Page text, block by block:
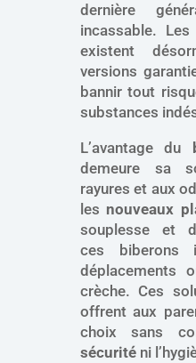
dernière
incassable.
existent
versions
bannir tout
substances
L’avantage du
demeure sa
rayures et aux
les nouveaux
souplesse et
ces biberons
déplacements
crèche. Ces
offrent aux
choix sans
sécuriténi